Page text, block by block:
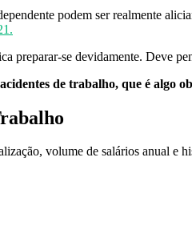
podem ser realmente
preparar-se devidamente. Deve
de trabalho, que é algo
volume de salários anual e